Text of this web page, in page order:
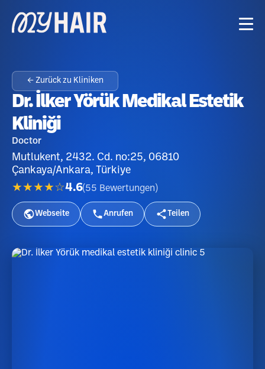
← Zurück zu Kliniken
Dr. İlker Yörük Medikal Estetik
Kliniği
Doctor
Mutlukent, 2432. Cd. no:25, 06810
Çankaya/Ankara, Türkiye
★★★★☆4.6(55 Bewertungen )
Webseite Anrufen Teilen